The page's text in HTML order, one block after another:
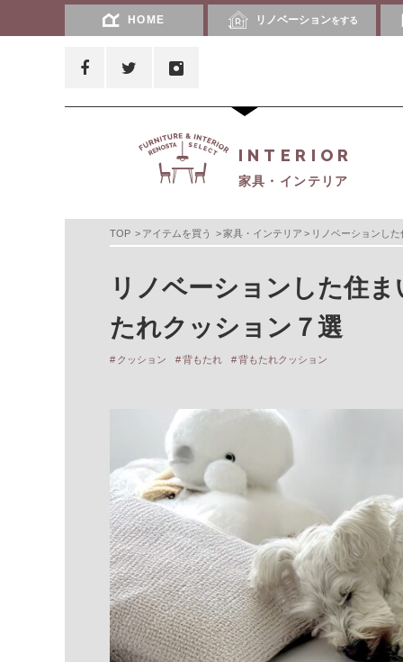
HOME リノベーションをする
INTERIOR
家具・インテリア
TOP アイテムを買う 家具・インテリア リノベーションし
リノベーションした住
たれクッション７選
クッション 背もたれ 背もたれクッション